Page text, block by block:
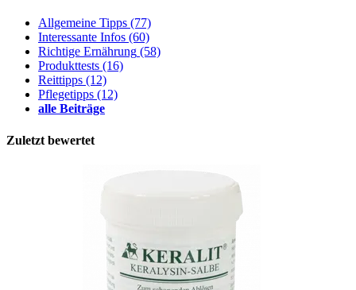
Allgemeine Tipps (77)
Interessante Infos (60)
Richtige Ernährung (58)
Produkttests (16)
Reittipps (12)
Pflegetipps (12)
alle Beiträge
Zuletzt bewertet